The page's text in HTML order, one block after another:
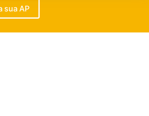
sua AP